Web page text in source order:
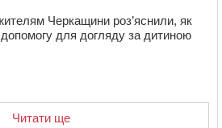
Черкащини роз’яснили, як
для догляду за дитиною
Читати ще